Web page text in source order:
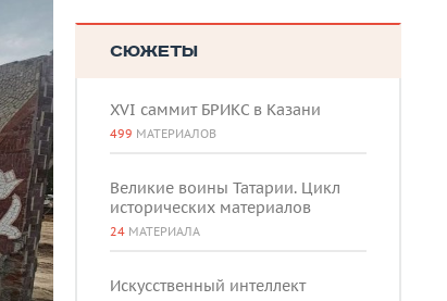
СЮЖЕТЫ
XVI саммит БРИКС в Казани
499 МАТЕРИАЛОВ
Великие воины Татарии. Цикл
исторических материалов
24 МАТЕРИАЛА
Искусственный интеллект